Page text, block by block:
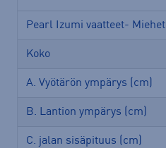
Pearl Izumi vaatteet- Miehet
Koko
A. Vyötärön ympärys (cm)
B. Lantion ympärys (cm)
C. jalan sisäpituus (cm)